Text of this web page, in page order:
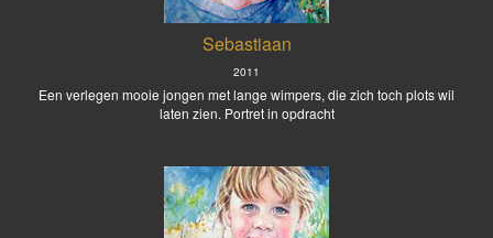
Sebastiaan
2011
Een verlegen mooie jongen met lange wimpers, die zich toch plots wil
laten zien. Portret in opdracht